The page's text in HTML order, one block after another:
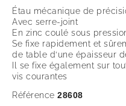
Étau mécanique de
Avec serre-joint
En zinc coulé sous
Se fixe rapidement et
de table d‘une épaisseur
Il se fixe également sur
vis courantes
Référence 28608